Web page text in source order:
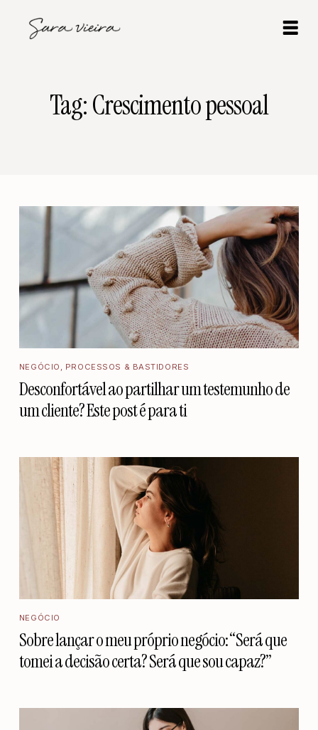
Tag: Crescimento pessoal
NEGÓCIO , PROCESSOS & BASTIDORES
Desconfortável ao partilhar um testemunho de
um cliente? Este post é para ti
NEGÓCIO
Sobre lançar o meu próprio negócio: “Será que
tomei a decisão certa? Será que sou capaz?”